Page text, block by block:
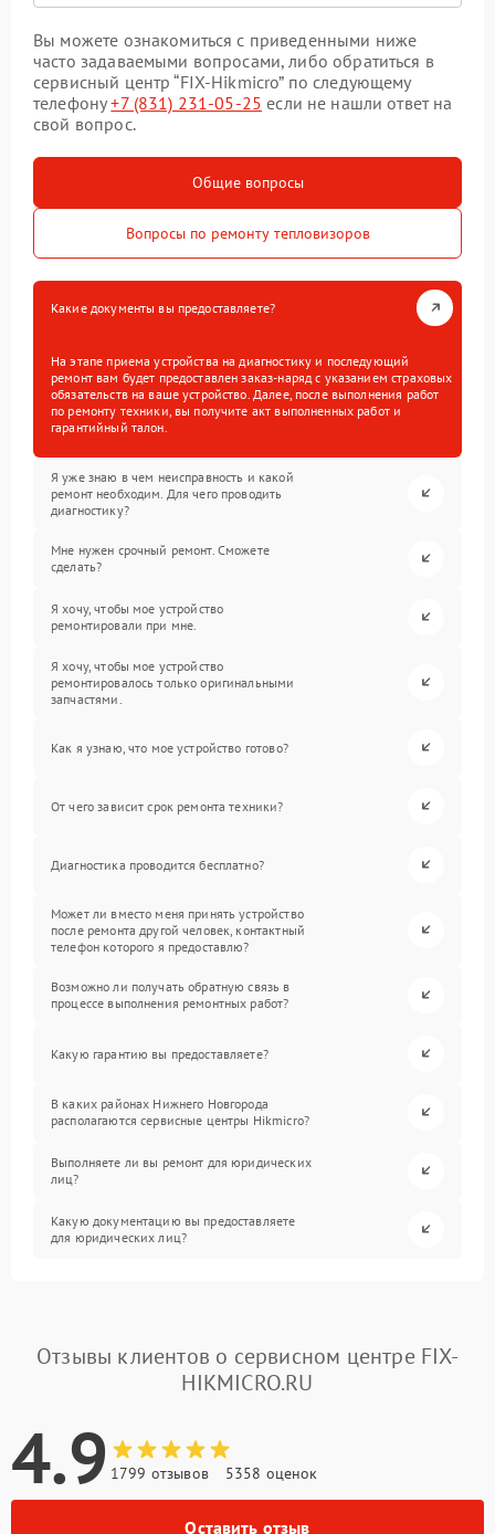
Вы можете ознакомиться с приведенными ниже
часто задаваемыми вопросами, либо обратиться в
сервисный центр “FIX-Hikmicro” по следующему
телефону+7 (831) 231-05-25 если не нашли ответ на
свой вопрос.
Общие вопросы
Вопросы по ремонту тепловизоров
Какие документы вы предоставляете?
На этапе приема устройства на диагностику и последующий
ремонт вам будет предоставлен заказ-наряд с указанием страховых
обязательств на ваше устройство. Далее, после выполнения работ
по ремонту техники, вы получите акт выполненных работ и
гарантийный талон.
Я уже знаю в чем неисправность и какой
ремонт необходим. Для чего проводить
диагностику?
Мне нужен срочный ремонт. Сможете
сделать?
Я хочу, чтобы мое устройство
ремонтировали при мне.
Я хочу, чтобы мое устройство
ремонтировалось только оригинальными
запчастями.
Как я узнаю, что мое устройство готово?
От чего зависит срок ремонта техники?
Диагностика проводится бесплатно?
Может ли вместо меня принять устройство
после ремонта другой человек, контактный
телефон которого я предоставлю?
Возможно ли получать обратную связь в
процессе выполнения ремонтных работ?
Какую гарантию вы предоставляете?
В каких районах Нижнего Новгорода
располагаются сервисные центры Hikmicro?
Выполняете ли вы ремонт для юридических
лиц?
Какую документацию вы предоставляете
для юридических лиц?
Отзывы клиентов о сервисном центре FIX-
HIKMICRO.RU
4.9 1799 отзывов 5358 оценок
Оставить отзыв